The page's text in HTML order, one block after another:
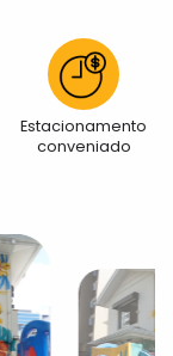
Estacionamento
conveniado